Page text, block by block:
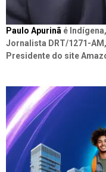
Paulo Apurinã é
Jornalista DRT/1271-
Presidente do site